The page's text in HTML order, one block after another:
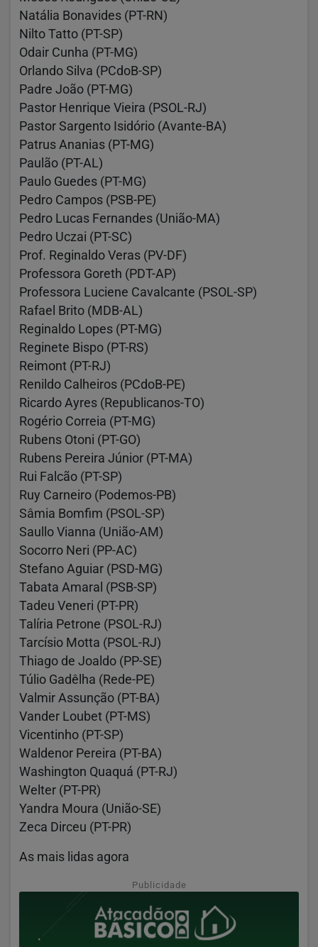
Natália Bonavides (PT-RN)
Nilto Tatto (PT-SP)
Odair Cunha (PT-MG)
Orlando Silva (PCdoB-SP)
Padre João (PT-MG)
Pastor Henrique Vieira (PSOL-RJ)
Pastor Sargento Isidório (Avante-BA)
Patrus Ananias (PT-MG)
Paulão (PT-AL)
Paulo Guedes (PT-MG)
Pedro Campos (PSB-PE)
Pedro Lucas Fernandes (União-MA)
Pedro Uczai (PT-SC)
Prof. Reginaldo Veras (PV-DF)
Professora Goreth (PDT-AP)
Professora Luciene Cavalcante (PSOL-SP)
Rafael Brito (MDB-AL)
Reginaldo Lopes (PT-MG)
Reginete Bispo (PT-RS)
Reimont (PT-RJ)
Renildo Calheiros (PCdoB-PE)
Ricardo Ayres (Republicanos-TO)
Rogério Correia (PT-MG)
Rubens Otoni (PT-GO)
Rubens Pereira Júnior (PT-MA)
Rui Falcão (PT-SP)
Ruy Carneiro (Podemos-PB)
Sâmia Bomfim (PSOL-SP)
Saullo Vianna (União-AM)
Socorro Neri (PP-AC)
Stefano Aguiar (PSD-MG)
Tabata Amaral (PSB-SP)
Tadeu Veneri (PT-PR)
Talíria Petrone (PSOL-RJ)
Tarcísio Motta (PSOL-RJ)
Thiago de Joaldo (PP-SE)
Túlio Gadêlha (Rede-PE)
Valmir Assunção (PT-BA)
Vander Loubet (PT-MS)
Vicentinho (PT-SP)
Waldenor Pereira (PT-BA)
Washington Quaquá (PT-RJ)
Welter (PT-PR)
Yandra Moura (União-SE)
Zeca Dirceu (PT-PR)
As mais lidas agora
Publicidade